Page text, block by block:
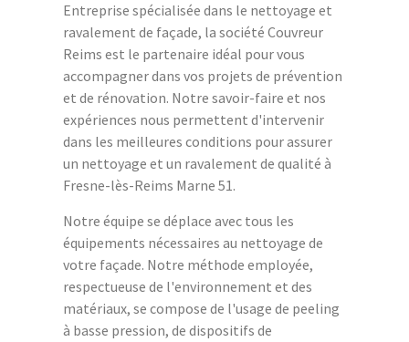
Entreprise spécialisée dans le nettoyage et
ravalement de façade, la société Couvreur
Reims est le partenaire idéal pour vous
accompagner dans vos projets de prévention
et de rénovation. Notre savoir-faire et nos
expériences nous permettent d'intervenir
dans les meilleures conditions pour assurer
un nettoyage et un ravalement de qualité à
Fresne-lès-Reims Marne 51.
Notre équipe se déplace avec tous les
équipements nécessaires au nettoyage de
votre façade. Notre méthode employée,
respectueuse de l'environnement et des
matériaux, se compose de l'usage de peeling
à basse pression, de dispositifs de